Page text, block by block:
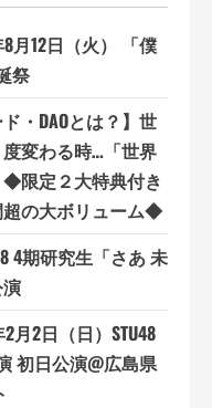
月12日（火） 「僕
祭
・DAOとは？】世
変わる時…「世界
限定２大特典付き
の大ボリューム◆
4期研究生「さあ 未
月2日（日）STU48
初日公演@広島県